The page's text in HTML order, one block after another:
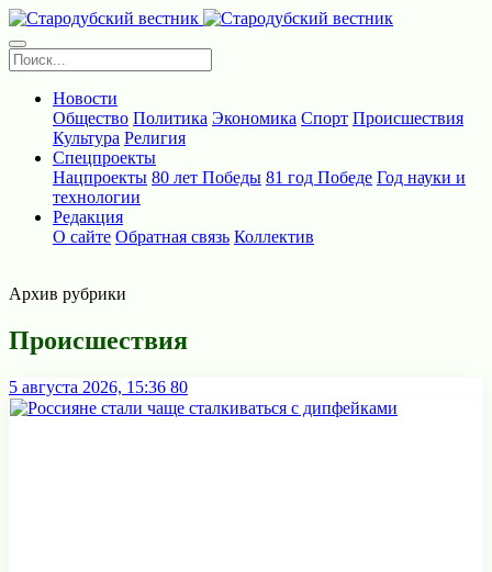
Новости
Общество Политика Экономика Спорт Происшествия
Культура Религия
Спецпроекты
Нацпроекты 80 лет Победы 81 год Победе Год науки и
технологии
Редакция
О сайте Обратная связь Коллектив
Архив рубрики
Происшествия
5 августа 2026, 15:36 80